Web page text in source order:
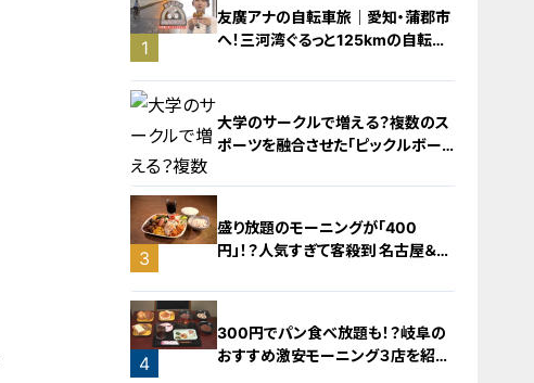
1
友廣アナの自転車旅｜愛知・蒲郡市
へ！三河湾ぐるっと125kmの自転車
2
大学のサークルで増える？複数のス
ポーツを融合させた「ピックルボー
3
盛り放題のモーニングが「400
円」！？人気すぎて客殺到 名古屋＆岐
4
300円でパン食べ放題も！？岐阜の
おすすめ激安モーニング３店を紹